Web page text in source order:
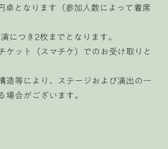
卓となります（参加人数によって着席
につき2枚までとなります。
ット（スマチケ）でのお受け取りと
等により、ステージおよび演出の一
合がございます。